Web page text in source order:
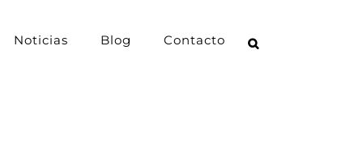
Noticias Blog Contacto